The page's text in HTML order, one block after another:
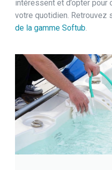
intéressent et d’opter pour
votre quotidien. Retrouvez
de la gamme Softub